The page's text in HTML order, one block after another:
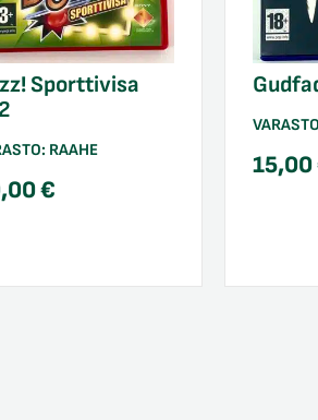
Sporttivisa
RAAHE
€
15,00